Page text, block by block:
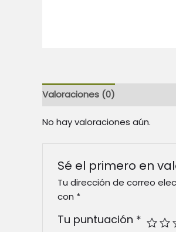
Valoraciones (0)
No hay valoraciones aún.
Sé el primero en
Tu dirección de correo
con *
Tu puntuación *